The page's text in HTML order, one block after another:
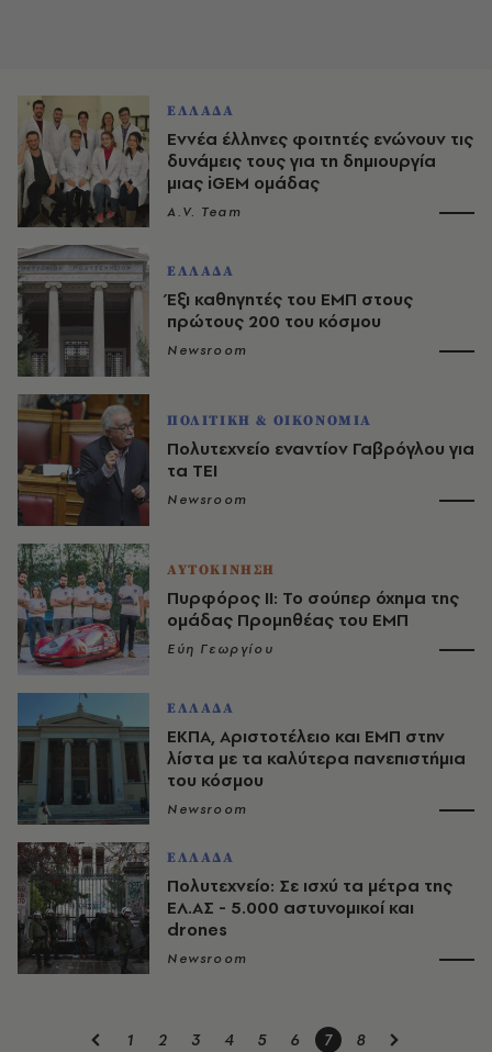
ΕΛΛΑΔΑ
Εννέα έλληνες φοιτητές ενώνουν τις
δυνάμεις τους για τη δημιουργία
μιας iGEM ομάδας
A.V. Team
ΕΛΛΑΔΑ
Έξι καθηγητές του ΕΜΠ στους
πρώτους 200 του κόσμου
Newsroom
ΠΟΛΙΤΙΚΗ & ΟΙΚΟΝΟΜΙΑ
Πολυτεχνείο εναντίον Γαβρόγλου για
τα ΤΕΙ
Newsroom
ΑΥΤΟΚΙΝΗΣΗ
Πυρφόρος II: Το σούπερ όχημα της
ομάδας Προμηθέας του ΕΜΠ
Εύη Γεωργίου
ΕΛΛΑΔΑ
ΕΚΠΑ, Αριστοτέλειο και ΕΜΠ στην
λίστα με τα καλύτερα πανεπιστήμια
του κόσμου
Newsroom
ΕΛΛΑΔΑ
Πολυτεχνείο: Σε ισχύ τα μέτρα της
ΕΛ.ΑΣ - 5.000 αστυνομικοί και
drones
Newsroom
1 2 3 4 5 6 7 8